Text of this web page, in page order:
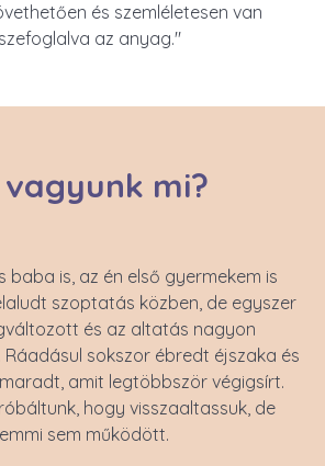
és szemléletesen van
az anyag."
vagyunk mi?
baba is, az én első gyermekem is
szoptatás közben, de egyszer
és az altatás nagyon
Ráadásul sokszor ébredt éjszaka és
amit legtöbbször végigsírt.
hogy visszaaltassuk, de
sem működött.